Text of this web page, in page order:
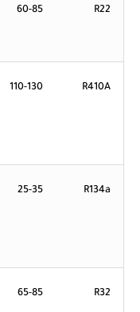
R22
60-85
R410A
110-130
R134a
25-35
R32
65-85